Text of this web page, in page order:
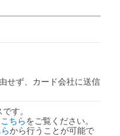
せず、カード会社に送信
す。
こちらをご覧ください。
から行うことが可能で